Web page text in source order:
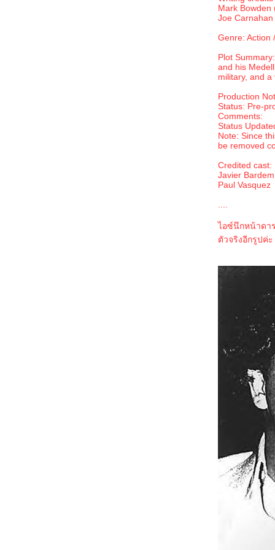
Mark Bowden
Joe
Genre: Action
Plot
and his
military, and a
Production
Status: Pre-
Comments:
Status
Note: Since
be removed
Credited cast:
Javier
Paul Vasquez
ไอซ์นึกหน้าดา
ตัวจริงอีกรูปค่ะ